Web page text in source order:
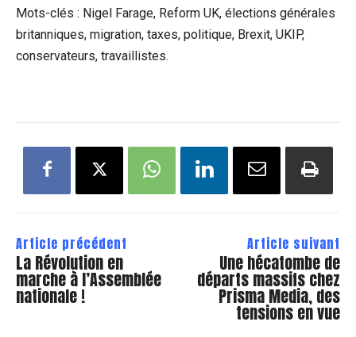
Mots-clés : Nigel Farage, Reform UK, élections générales
britanniques, migration, taxes, politique, Brexit, UKIP,
conservateurs, travaillistes.
Article précédent
La Révolution en
marche à l’Assemblée
nationale !
Article suivant
Une hécatombe de
départs massifs chez
Prisma Media, des
tensions en vue